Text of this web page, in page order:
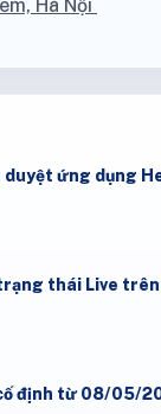
Hà Nội
ứng dụng
thái Live
định từ 08/05/